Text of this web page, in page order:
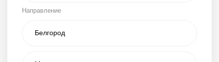
Направление